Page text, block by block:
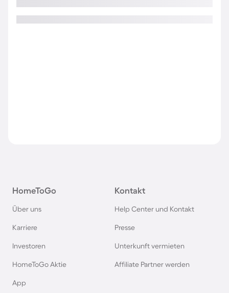
HomeToGo
Über uns
Karriere
Investoren
HomeToGo Aktie
App
Kontakt
Help Center und Kontakt
Presse
Unterkunft vermieten
Affiliate Partner werden